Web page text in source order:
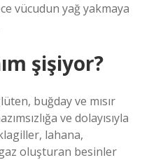
vücudun yağ yakmaya
şişiyor?
buğday ve mısır
ve dolayısıyla
lahana,
oluşturan besinler